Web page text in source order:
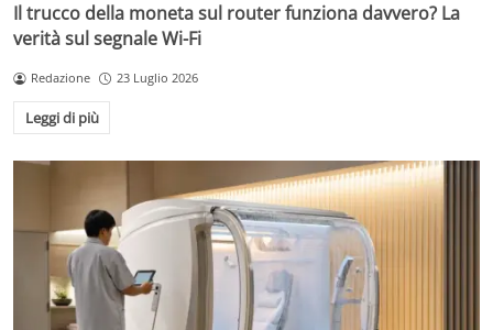
Il trucco della moneta sul router funziona davvero? La
verità sul segnale Wi-Fi
Redazione 23 Luglio 2026
Leggi di più